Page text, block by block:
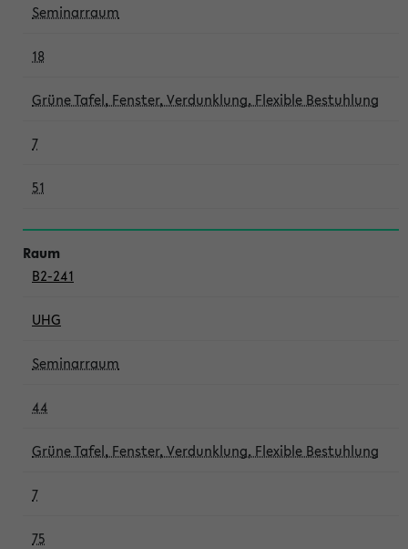
Seminarraum
18
Grüne Tafel, Fenster, Verdunklung, Flexible Bestuhlung
7
51
B2-241
UHG
Seminarraum
44
Grüne Tafel, Fenster, Verdunklung, Flexible Bestuhlung
7
75